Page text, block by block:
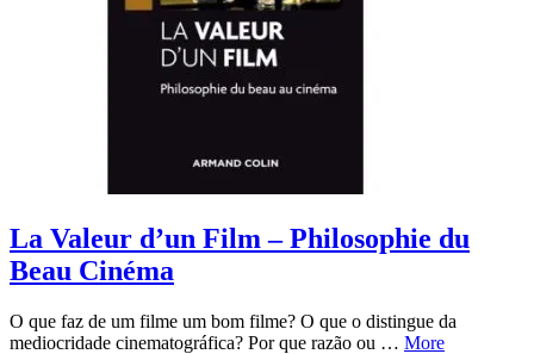
La Valeur d’un Film – Philosophie du
Beau Cinéma
O que faz de um filme um bom filme? O que o distingue da
mediocridade cinematográfica? Por que razão ou … More